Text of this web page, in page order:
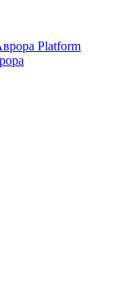
Platform